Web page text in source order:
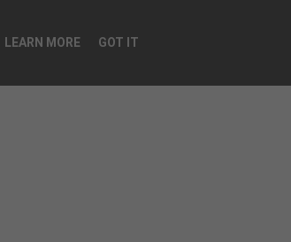
LEARN MORE GOT IT